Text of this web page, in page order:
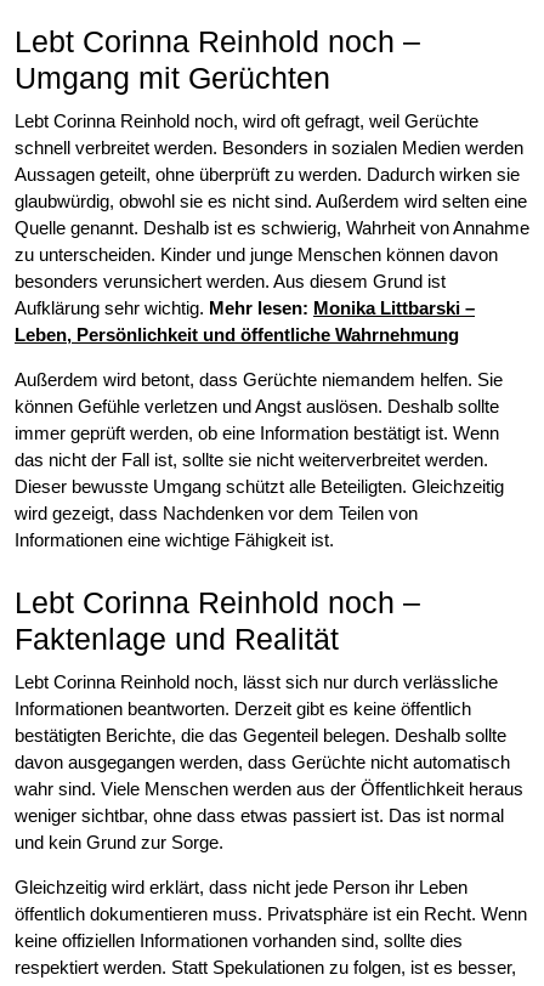
Lebt Corinna Reinhold noch –
Umgang mit Gerüchten
Lebt Corinna Reinhold noch, wird oft gefragt, weil Gerüchte
schnell verbreitet werden. Besonders in sozialen Medien werden
Aussagen geteilt, ohne überprüft zu werden. Dadurch wirken sie
glaubwürdig, obwohl sie es nicht sind. Außerdem wird selten eine
Quelle genannt. Deshalb ist es schwierig, Wahrheit von Annahme
zu unterscheiden. Kinder und junge Menschen können davon
besonders verunsichert werden. Aus diesem Grund ist
Aufklärung sehr wichtig. Mehr lesen: Monika Littbarski –
Leben, Persönlichkeit und öffentliche Wahrnehmung
Außerdem wird betont, dass Gerüchte niemandem helfen. Sie
können Gefühle verletzen und Angst auslösen. Deshalb sollte
immer geprüft werden, ob eine Information bestätigt ist. Wenn
das nicht der Fall ist, sollte sie nicht weiterverbreitet werden.
Dieser bewusste Umgang schützt alle Beteiligten. Gleichzeitig
wird gezeigt, dass Nachdenken vor dem Teilen von
Informationen eine wichtige Fähigkeit ist.
Lebt Corinna Reinhold noch –
Faktenlage und Realität
Lebt Corinna Reinhold noch, lässt sich nur durch verlässliche
Informationen beantworten. Derzeit gibt es keine öffentlich
bestätigten Berichte, die das Gegenteil belegen. Deshalb sollte
davon ausgegangen werden, dass Gerüchte nicht automatisch
wahr sind. Viele Menschen werden aus der Öffentlichkeit heraus
weniger sichtbar, ohne dass etwas passiert ist. Das ist normal
und kein Grund zur Sorge.
Gleichzeitig wird erklärt, dass nicht jede Person ihr Leben
öffentlich dokumentieren muss. Privatsphäre ist ein Recht. Wenn
keine offiziellen Informationen vorhanden sind, sollte dies
respektiert werden. Statt Spekulationen zu folgen, ist es besser,